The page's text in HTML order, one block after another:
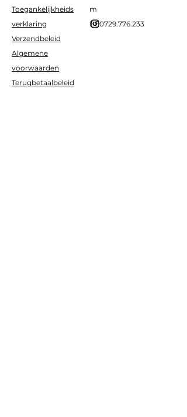
Toegankelijkheids
verklaring
Verzendbeleid
Algemene
voorwaarden
Terugbetaalbeleid
m
BE0729.776.233